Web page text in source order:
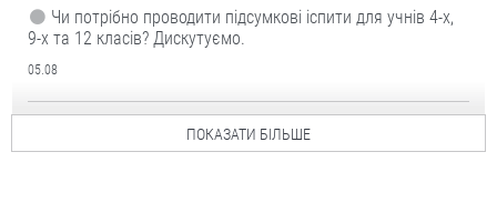
Чи потрібно проводити підсумкові іспити для учнів 4-х,
9-х та 12 класів? Дискутуємо.
05.08
ПОКАЗАТИ БІЛЬШЕ